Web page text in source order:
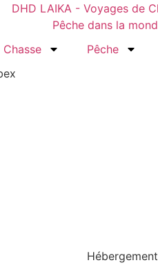
Chasse Pêche
Hébergement